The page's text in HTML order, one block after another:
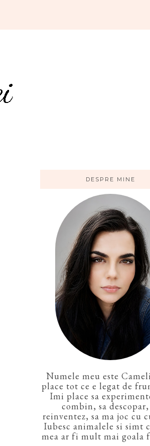
DESPRE MINE
Numele meu este
place tot ce e legat de
Imi place sa
combin, sa descopar,
reinventez, sa ma joc cu
Iubesc animalele si simt
mea ar fi mult mai goala